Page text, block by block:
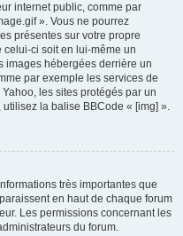
internet public, comme par
». Vous ne pourrez
présentes sur votre propre
ci soit en lui-même un
images hébergées derrière un
par exemple les services de
les sites protégés par un
la balise BBCode « [img] ».
très importantes que
en haut de chaque forum
Les permissions concernant les
du forum.